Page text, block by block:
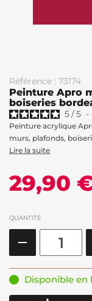
Référence : 73174
Peinture Apro
boiseries
5/5 -
Peinture acrylique
murs, plafonds,
Lire la suite
29,90
QUANTITÉ
Disponible en